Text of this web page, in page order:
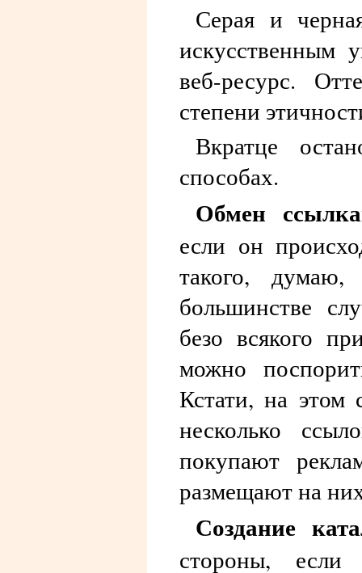
Серая и
искусственным
веб-ресурс.
степени
Вкратце
способах.
Обмен
если он
такого,
большинстве
безо всякого
можно
Кстати, на этом
несколько
покупают
размещают на
Создание
стороны, если